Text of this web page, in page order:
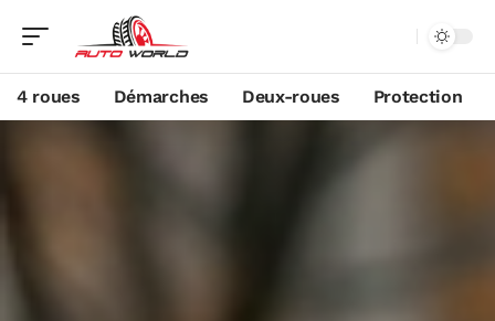
4 roues Démarches Deux-roues Protection